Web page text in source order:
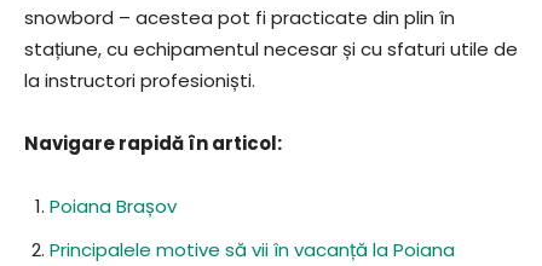
snowbord – acestea pot fi practicate din plin în
stațiune, cu echipamentul necesar și cu sfaturi utile de
la instructori profesioniști.
Navigare rapidă în articol:
Poiana Brașov
Principalele motive să vii în vacanță la Poiana